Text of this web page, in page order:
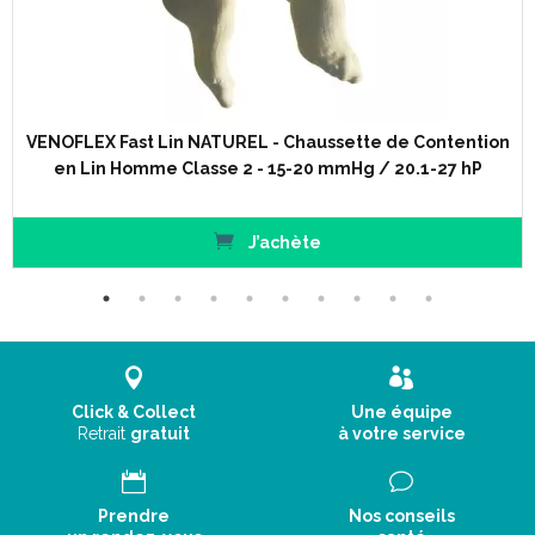
2 hauteurs (normal et long).
Taillage :
VENOFLEX Fast Lin NATUREL - Chaussette de Contention
en Lin Homme Classe 2 - 15-20 mmHg / 20.1-27 hP
J’achète
Click & Collect
Retrait gratuit
Une équipe
à votre service
Prendre
Nos conseils